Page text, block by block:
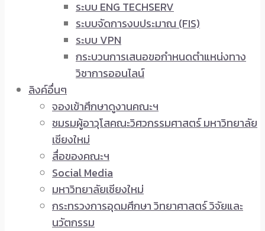
ระบบ ENG TECHSERV
ระบบจัดการงบประมาณ (FIS)
ระบบ VPN
กระบวนการเสนอขอกำหนดตำแหน่งทาง
วิชาการออนไลน์
ลิงค์อื่นๆ
จองเข้าศึกษาดูงานคณะฯ
ชมรมผู้อาวุโสคณะวิศวกรรมศาสตร์ มหาวิทยาลัย
เชียงใหม่
สื่อของคณะฯ
Social Media
มหาวิทยาลัยเชียงใหม่
กระทรวงการอุดมศึกษา วิทยาศาสตร์ วิจัยและ
นวัตกรรม